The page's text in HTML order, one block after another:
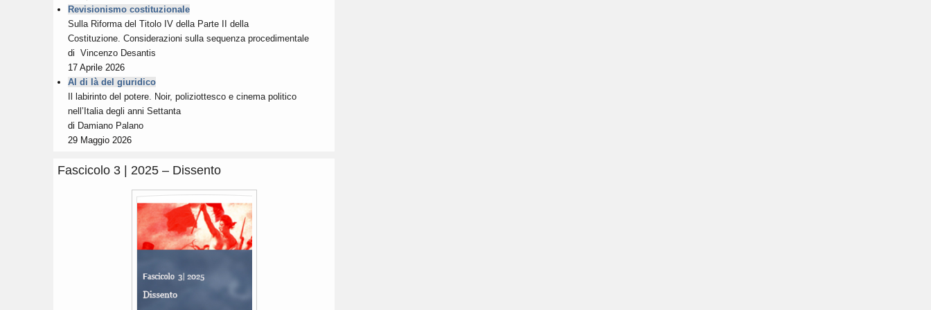
Revisionismo costituzionale
Sulla Riforma del Titolo IV della Parte II della
Costituzione. Considerazioni sulla sequenza procedimentale
di Vincenzo Desantis
17 Aprile 2026
Al di là del giuridico
Il labirinto del potere. Noir, poliziottesco e cinema politico
nell’Italia degli anni Settanta
di Damiano Palano
29 Maggio 2026
Fascicolo 3 | 2025 – Dissento